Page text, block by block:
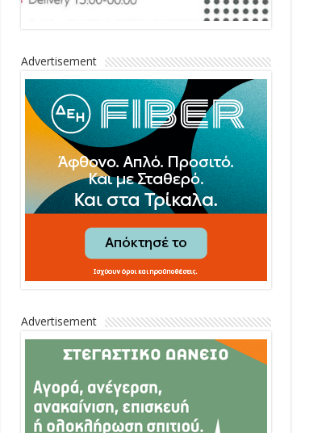
Advertisement
Advertisement